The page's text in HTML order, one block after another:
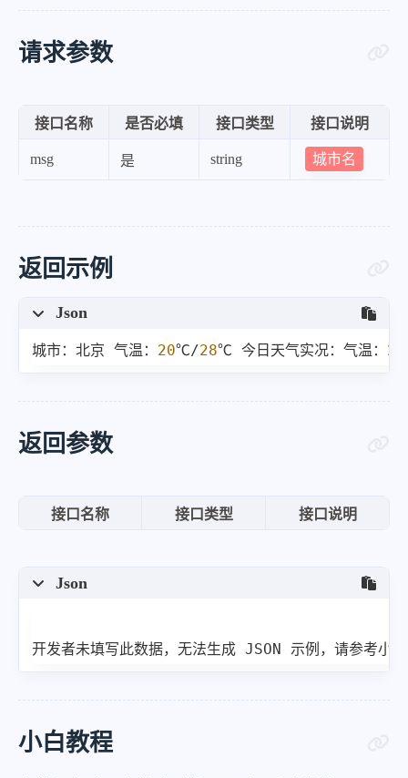
请求参数
接口名称 是否必填 接口类型 接口说明
msg 是 string 城市名
返回示例
Json
城市：北京 气温： 20℃/28℃ 今日天气实况：气温： 21
返回参数
接口名称 接口类型 接口说明
Json
开发者未填写此数据，无法生成 JSON 示例，请参考小
小白教程